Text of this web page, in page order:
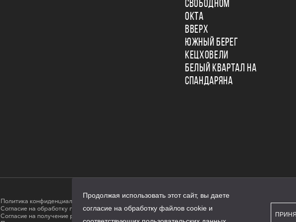
СВОБОДНОМ
ОКТА
ВВЕРХ
ЮЖНЫЙ БЕРЕГ
КЕЦХОВЕЛИ
БЕЛЫЙ КВАРТАЛ НА
СПАНДАРЯНА
Политика конфиденциальности
Согласие на обработку персональных данных
Cогласие на получение рассылки
Продолжая использовать этот сайт, вы даете
согласие на обработку файлов cookie и